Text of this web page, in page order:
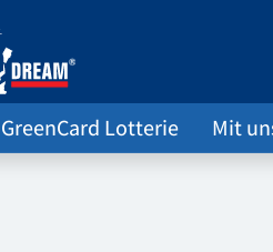
GreenCard Lotterie Mit